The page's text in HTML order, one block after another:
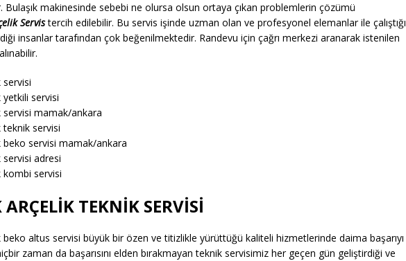
Bulaşık makinesinde sebebi ne olursa olsun ortaya çıkan problemlerin çözümü
Servistercih edilebilir. Bu servis işinde uzman olan ve profesyonel elemanlar ile çalıştığı
insanlar tarafından çok beğenilmektedir. Randevu için çağrı merkezi aranarak istenilen
servisi
mamak/ankara
servisi
servisi mamak/ankara
adresi
servisi
TEKNİK SERVİSİ
altus servisi büyük bir özen ve titizlikle yürüttüğü kaliteli hizmetlerinde daima başarıyı
zaman da başarısını elden bırakmayan teknik servisimiz her geçen gün geliştirdiği ve